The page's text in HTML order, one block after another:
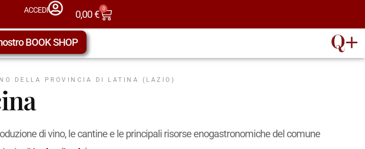
ACCEDI 0,00€ 0
BOOK SHOP
DELLA PROVINCIA DI LATINA (LAZIO)
di vino, le cantine e le principali risorse enogastronomiche del comune